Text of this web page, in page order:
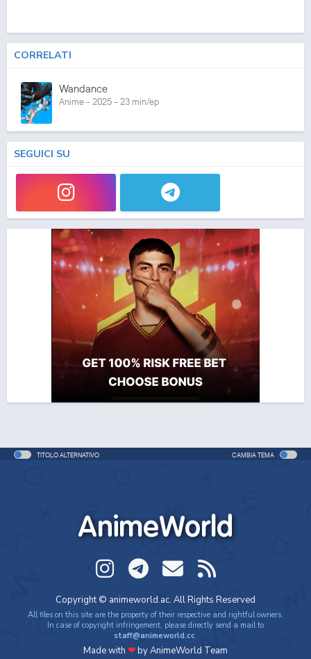
CORRELATI
Wandance
Anime - 2025 - 23 min/ep
SEGUICI SU
TITOLO ALTERNATIVO CAMBIA TEMA
AnimeWorld
Copyright © animeworld.ac. All Rights Reserved
All files on this site are the property of their respective and rightful owners.
In case of copyright infringement, please directly send a mail to
staff@animeworld.cc.
Made with ❤by AnimeWorld Team